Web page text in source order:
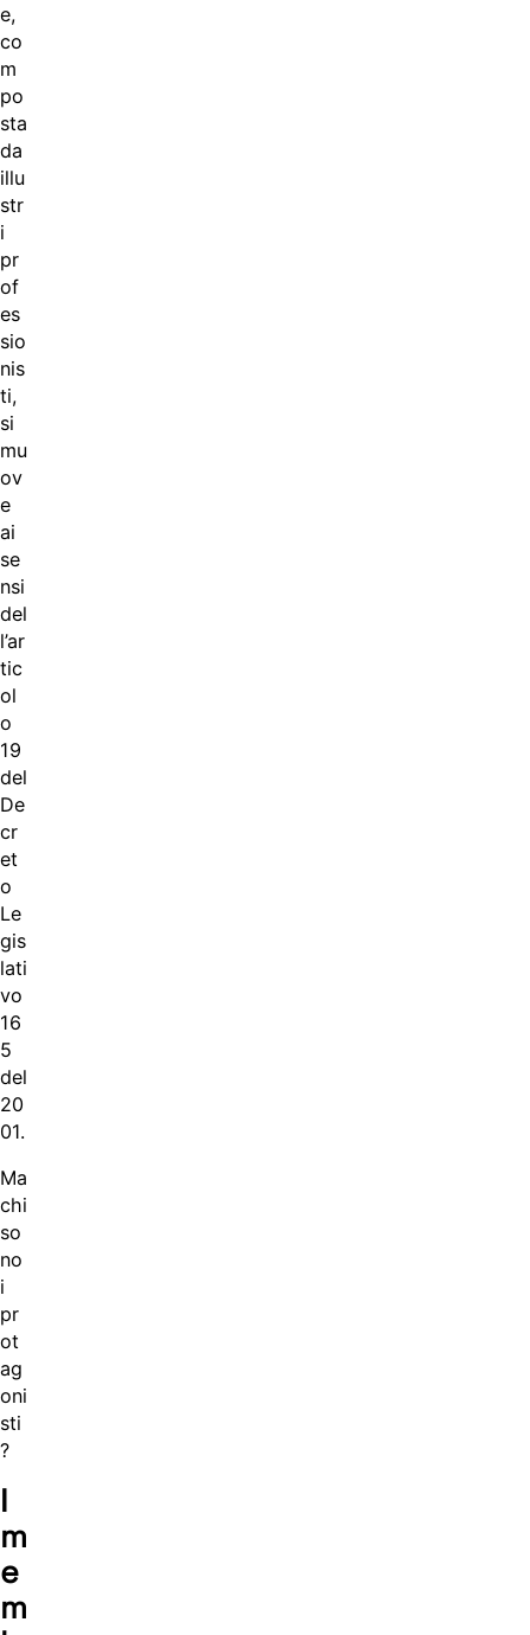
e,
co
m
po
sta
da
illu
str
i
pr
of
es
sio
nis
ti,
si
mu
ov
e
ai
se
nsi
del
l’ar
tic
ol
o
19
del
De
cr
et
o
Le
gis
lati
vo
16
5
del
20
01.
Ma
chi
so
no
i
pr
ot
ag
oni
sti
?
I
m
e
m